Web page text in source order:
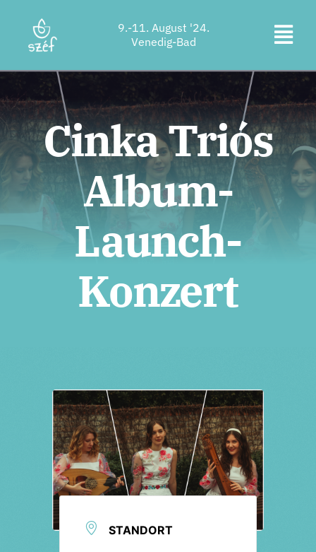
Inhalt
springen
Ticketkauf
Programm
Unterkunft
Über uns
Kontakt
Standort
Unterstützer
9.-11. August '24.
Venedig-Bad
Cinka Triós
Album-
Launch-
Konzert
STANDORT